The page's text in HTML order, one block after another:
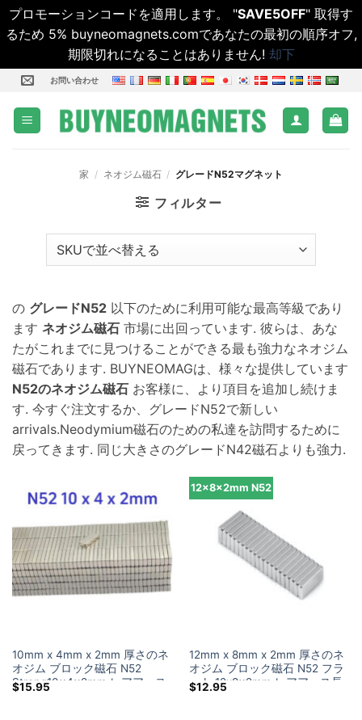
プロモーションコードを適用します。 "SAVE5OFF" 取得す
るため 5% buyneomagnets.comであなたの最初の順序オフ,
期限切れになることはありません! 却下
お問い合わせ
家 / ネオジム磁石 / グレードN52マグネット
フィルター
の グレードN52 以下のために利用可能な最高等級であり
ます ネオジム磁石 市場に出回っています. 彼らは、あな
たがこれまでに見つけることができる最も強力なネオジム
磁石であります. BUYNEOMAGは、様々な提供しています
N52のネオジム磁石 お客様に、より項目を追加し続けま
す. 今すぐ注文するか、グレードN52で新しい
arrivals.Neodymium磁石のための私達を訪問するために
戻ってきます. 同じ大きさのグレードN42磁石よりも強力.
10mm x 4mm x 2mm 厚さのネ
オジム ブロック磁石 N52
Strong10x4x2mm レアアース
長方形磁石販売用
$15.95
12x8x2mm N52
12mm x 8mm x 2mm 厚さのネ
オジム ブロック磁石 N52 フラ
ット 12x8x2mm レアアース長
方形磁石販売用
$12.95